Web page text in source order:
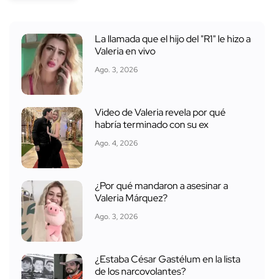
La llamada que el hijo del "R1" le hizo a
Valeria en vivo
Ago. 3, 2026
Video de Valeria revela por qué
habría terminado con su ex
Ago. 4, 2026
¿Por qué mandaron a asesinar a
Valeria Márquez?
Ago. 3, 2026
¿Estaba César Gastélum en la lista
de los narcovolantes?